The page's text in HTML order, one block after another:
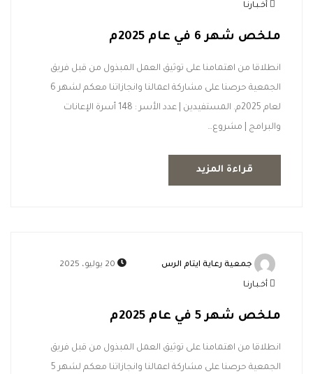
أخـبـارنـا
ملخص شهر 6 في عام 2025م
انطلاقا من اهتمامنا على توثيق العمل المبذول من قبل فريق
الجمعية حرصنا على مشاركة اعمالنا وانجازاتنا معكم لشهر 6
لعام 2025م. المستفيدين | عدد الأسر : 148 أسرة­­­­ الإعانات
والبرامج | مشروع…
قراءة المزيد
جمعية رعاية ايتام الرس
أخـبـارنـا
ملخص شهر 5 في عام 2025م
انطلاقا من اهتمامنا على توثيق العمل المبذول من قبل فريق
الجمعية حرصنا على مشاركة اعمالنا وانجازاتنا معكم لشهر 5